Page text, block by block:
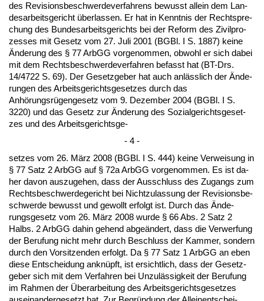
des Re­vi­si­ons­be­schwer­de­ver­fah­rens be­wusst al­lein dem Lan­
des­ar­beits­ge­richt über­las­sen. Er hat in Kennt­nis der Recht­spre­
chung des Bun­des­ar­beits­ge­richts bei der Re­form des Zi­vil­pro­
zes­ses mit Ge­setz vom 27. Ju­li 2001 (BGBl. I S. 1887) kei­ne
Ände­rung des § 77 ArbGG vor­ge­nom­men, ob­wohl er sich da­bei
mit dem Rechts­be­schwer­de­ver­fah­ren be­fasst hat (BT-Drs.
14/4722 S. 69). Der Ge­setz­ge­ber hat auch anläss­lich der Ände­
run­gen des Ar­beits­ge­richts­ge­set­zes durch das
Anhörungsrügen­ge­setz vom 9. De­zem­ber 2004 (BGBl. I S.
3220) und das Ge­setz zur Ände­rung des So­zi­al­ge­richts­ge­set­
zes und des Ar­beits­ge­richts­ge-
- 4 -
set­zes vom 26. März 2008 (BGBl. I S. 444) kei­ne Ver­wei­sung in
§ 77 Satz 2 ArbGG auf § 72a ArbGG vor­ge­nom­men. Es ist da­
her da­von aus­zu­ge­hen, dass der Aus­schluss des Zu­gangs zum
Rechts­be­schwer­de­ge­richt bei Nicht­zu­las­sung der Re­vi­si­ons­be­
schwer­de be­wusst und ge­wollt er­folgt ist. Durch das Ände­
rungs­ge­setz vom 26. März 2008 wur­de § 66 Abs. 2 Satz 2
Halbs. 2 ArbGG da­hin ge­hend ab­geändert, dass die Ver­wer­fung
der Be­ru­fung nicht mehr durch Be­schluss der Kam­mer, son­dern
durch den Vor­sit­zen­den er­folgt. Da § 77 Satz 1 ArbGG an eben
die­se Ent­schei­dung an­knüpft, ist er­sicht­lich, dass der Ge­setz­
ge­ber sich mit dem Ver­fah­ren bei Un­zulässig­keit der Be­ru­fung
im Rah­men der Übe­r­ar­bei­tung des Ar­beits­ge­richts­ge­set­zes